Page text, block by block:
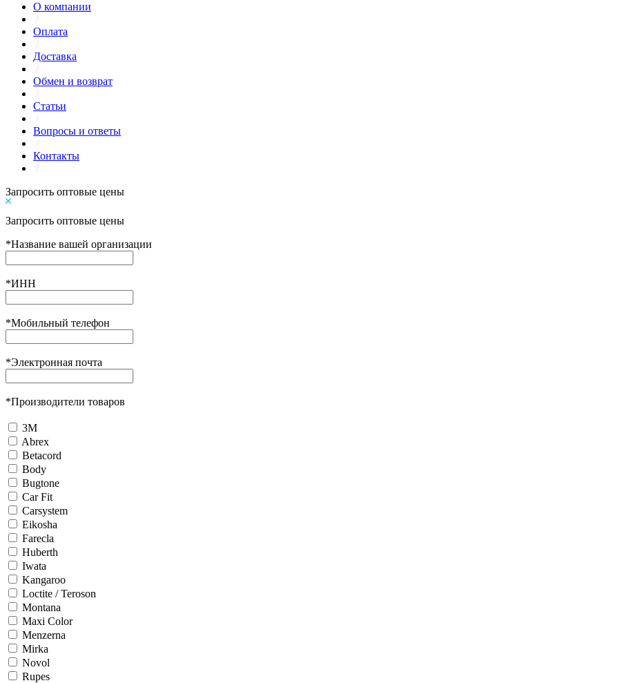
О компании
/
Оплата
/
Доставка
/
Обмен и возврат
/
Статьи
/
Вопросы и ответы
/
Контакты
/
Запросить оптовые цены
Запросить оптовые цены
*Название вашей организации
*ИНН
*Мобильный телефон
*Электронная почта
*Производители товаров
3М
Abrex
Betacord
Body
Bugtone
Car Fit
Carsystem
Eikosha
Farecla
Huberth
Iwata
Kangaroo
Loctite / Teroson
Montana
Maxi Color
Menzerna
Mirka
Novol
Rupes